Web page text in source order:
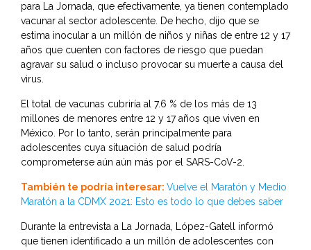
para La Jornada, que efectivamente, ya tienen contemplado
vacunar al sector adolescente. De hecho, dijo que se
estima inocular a un millón de niños y niñas de entre 12 y 17
años que cuenten con factores de riesgo que puedan
agravar su salud o incluso provocar su muerte a causa del
virus.
El total de vacunas cubriría al 7.6 % de los más de 13
millones de menores entre 12 y 17 años que viven en
México. Por lo tanto, serán principalmente para
adolescentes cuya situación de salud podría
comprometerse aún aún más por el SARS-CoV-2.
También te podría interesar: Vuelve el Maratón y Medio
Maratón a la CDMX 2021: Esto es todo lo que debes saber
Durante la entrevista a La Jornada, López-Gatell informó
que tienen identificado a un millón de adolescentes con